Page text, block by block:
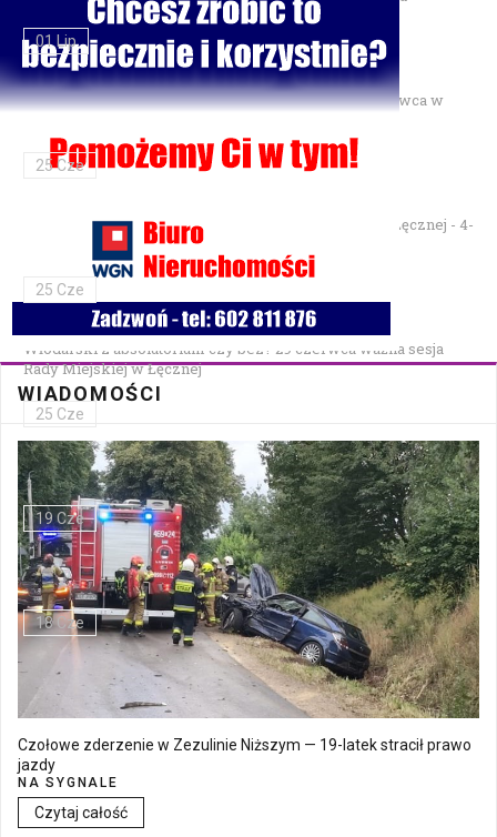
01 Lip
Gminne Zawody Sportowo-Pożarnicze OSP — 28 czerwca w
25 Cze
XXVII Festiwal Kapel Ulicznych i Podwórkowych w Łęcznej - 4-
5 lipca w Parku na Podzamczu
25 Cze
Włodarski z absolutorium czy bez? 29 czerwca ważna sesja
Rady Miejskiej w Łęcznej
25 Cze
Bezpłatna mammografia w Cycowie
19 Cze
Walne Zgromadzenie w SM "Batory" już 19 czerwca w Łęcznej
18 Cze
WIADOMOŚCI
Czołowe zderzenie w Zezulinie Niższym — 19-latek stracił prawo
jazdy
NA SYGNALE
Czytaj całość